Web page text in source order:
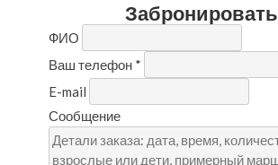
Забронировать
ФИО
Ваш телефон *
E-mail
Сообщение